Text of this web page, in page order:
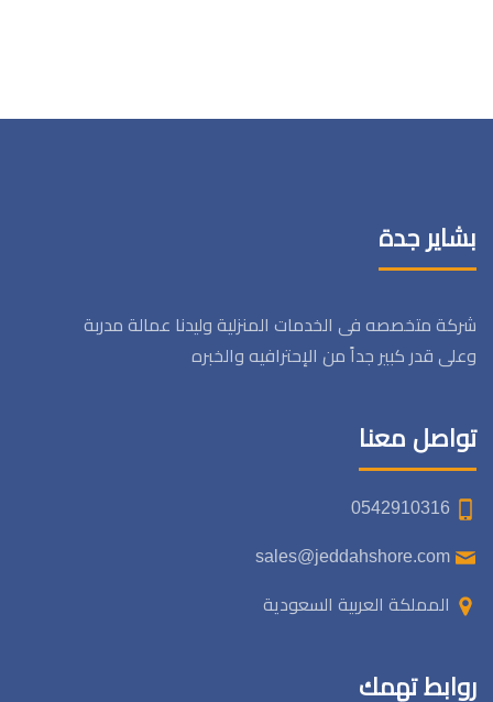
بشاير جدة
شركة متخصصه فى الخدمات المنزلية وليدنا عمالة مدربة
وعلى قدر كبير جداً من الإحترافيه والخبره
تواصل معنا
المملكة العربية السعودية
روابط تهمك